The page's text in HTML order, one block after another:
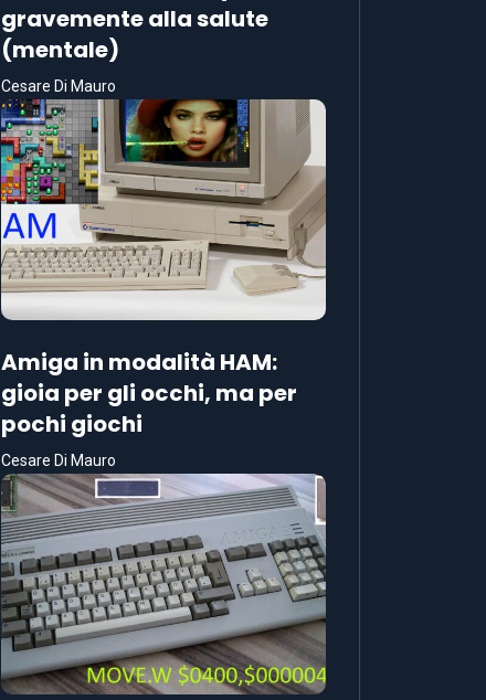
gravemente alla salute
(mentale)
Cesare Di Mauro
Amiga in modalità HAM:
gioia per gli occhi, ma per
pochi giochi
Cesare Di Mauro